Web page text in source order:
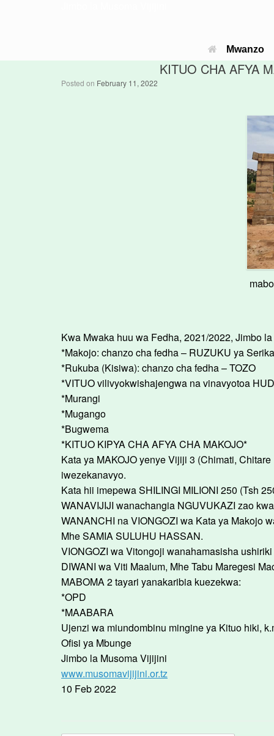
Mwanzo
KITUO CHA AFYA
Posted on February 11, 2022
Kwa Mwaka huu wa Fedha, 2021/2022, Jimbo
*Makojo: chanzo cha fedha – RUZUKU ya
*Rukuba (Kisiwa): chanzo cha fedha – TOZO
*VITUO vilivyokwishajengwa na vinavyotoa
*Murangi
*Mugango
*Bugwema
*KITUO KIPYA CHA AFYA CHA MAKOJO*
Kata ya MAKOJO yenye Vijiji 3 (Chimati,
iwezekanavyo.
Kata hii imepewa SHILINGI MILIONI 250 (Tsh
WANAVIJIJI wanachangia NGUVUKAZI zao
WANANCHI na VIONGOZI wa Kata ya Makojo
Mhe SAMIA SULUHU HASSAN.
VIONGOZI wa Vitongoji wanahamasisha
DIWANI wa Viti Maalum, Mhe Tabu Maregesi
MABOMA 2 tayari yanakaribia kuezekwa:
*OPD
*MAABARA
Ujenzi wa miundombinu mingine ya Kituo hiki,
Ofisi ya Mbunge
Jimbo la Musoma Vijijini
www.musomavijijini.or.tz
10 Feb 2022